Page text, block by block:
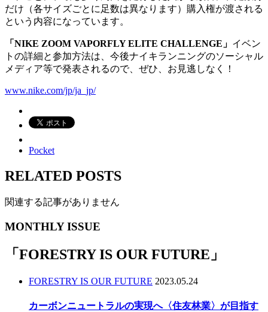
だけ（各サイズごとに足数は異なります）購入権が渡される
という内容になっています。
「NIKE ZOOM VAPORFLY ELITE CHALLENGE」 イベン
トの詳細と参加方法は、今後ナイキランニングのソーシャル
メディア等で発表されるので、ぜひ、お見逃しなく！
www.nike.com/jp/ja_jp/
Pocket
RELATED POSTS
関連する記事がありません
MONTHLY ISSUE
「 FORESTRY IS OUR FUTURE 」
FORESTRY IS OUR FUTURE 2023.05.24
カーボンニュートラルの実現へ〈住友林業〉が目指す